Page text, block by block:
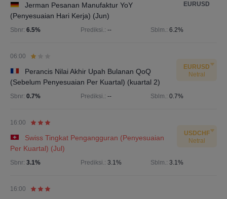
Jerman Pesanan Manufaktur YoY
(Penyesuaian Hari Kerja) (Jun)
EURUSD
Sbnr: 6.5% Prediksi.: -- Sblm.: 6.2%
06:00
Perancis Nilai Akhir Upah Bulanan QoQ
(Sebelum Penyesuaian Per Kuartal) (kuartal 2)
EURUSD
Netral
Sbnr: 0.7% Prediksi.: -- Sblm.: 0.7%
16:00
Swiss Tingkat Pengangguran (Penyesuaian
Per Kuartal) (Jul)
USDCHF
Netral
Sbnr: 3.1% Prediksi.: 3.1% Sblm.: 3.1%
16:00